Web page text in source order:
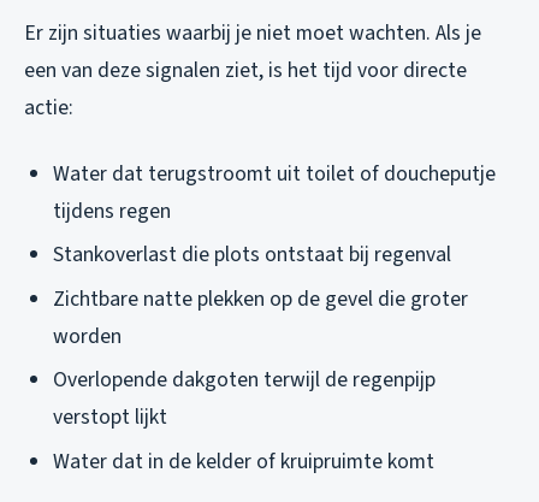
Er zijn situaties waarbij je niet moet wachten. Als je
een van deze signalen ziet, is het tijd voor directe
actie:
Water dat terugstroomt uit toilet of doucheputje
tijdens regen
Stankoverlast die plots ontstaat bij regenval
Zichtbare natte plekken op de gevel die groter
worden
Overlopende dakgoten terwijl de regenpijp
verstopt lijkt
Water dat in de kelder of kruipruimte komt